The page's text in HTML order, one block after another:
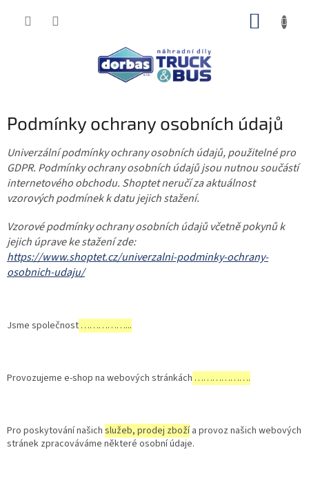
Podmínky ochrany osobních údajů
Univerzální podmínky ochrany osobních údajů, použitelné pro
GDPR. Podmínky ochrany osobních údajů jsou nutnou součástí
internetového obchodu. Shoptet neručí za aktuálnost
vzorových podmínek k datu jejich stažení.
Vzorové podmínky ochrany osobních údajů včetně pokynů k
jejich úprave ke stažení zde:
https://www.shoptet.cz/univerzalni-podminky-ochrany-
osobnich-udaju/
Jsme společnost ……………...
Provozujeme e-shop na webových stránkách ……………….
Pro poskytování našich služeb, prodej zbožía provoz našich webových
stránek zpracováváme některé osobní údaje.